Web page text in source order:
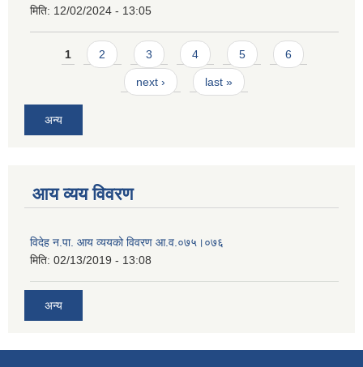
मिति: 12/02/2024 - 13:05
Pages
1 2 3 4 5 6
next › last »
अन्य
आय व्यय विवरण
विदेह न.पा. आय व्ययको विवरण आ.व.०७५।०७६
मिति: 02/13/2019 - 13:08
अन्य